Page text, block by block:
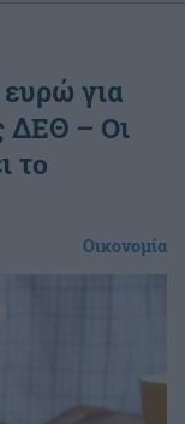
για
ΔΕΘ – Οι
το
Οικονομία